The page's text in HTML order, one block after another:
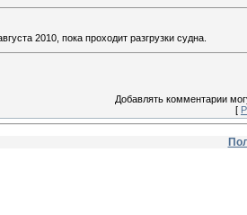
2010, пока проходит разгрузки судна.
Добавлять комментарии
[